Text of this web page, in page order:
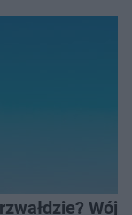
Wójt